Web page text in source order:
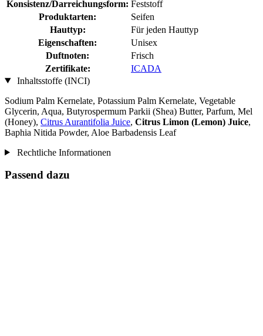
Konsistenz/Darreichungsform: Feststoff
Produktarten:
Seifen
Hauttyp:
Für jeden Hauttyp
Eigenschaften:
Unisex
Duftnoten:
Frisch
Zertifikate:
ICADA
Inhaltsstoffe (INCI)
Sodium Palm Kernelate, Potassium Palm Kernelate, Vegetable
Glycerin, Aqua, Butyrospermum Parkii (Shea) Butter, Parfum, Mel
(Honey), Citrus Aurantifolia Juice, Citrus Limon (Lemon) Juice,
Baphia Nitida Powder, Aloe Barbadensis Leaf
Rechtliche Informationen
Passend dazu